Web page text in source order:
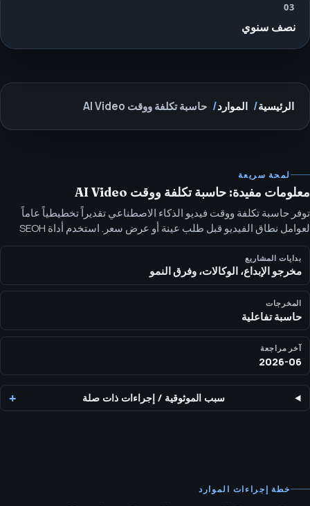
03
نصف سنوي
الرئيسية الموارد حاسبة تكلفة ووقت AI Video
لمحة سريعة
معلومات مفيدة: حاسبة تكلفة ووقت AI Video
توفر حاسبة تكلفة ووقت فيديو الذكاء الاصطناعي تقديراً تخطيطياً عاماً
لعوامل نطاق الفيديو قبل طلب عينة أو عرض سعر. استخدم أداة SEOH
لحساب تكلفة ووقت فيديوهات الذكاء الاصطناعي لتقدير نطاق الفيديو،
التوطين، جولات المراجعة، ومدى ملاءمته للقنوات قبل طلب عرض سعر.
بدايات المشاريع
مخرجو الإبداع، الوكالات، وفرق النمو
المخرجات
حاسبة تفاعلية
آخر مراجعة
2026-06
سبب الموثوقية /إجراءات ذات صلة
خطة إجراءات الموارد